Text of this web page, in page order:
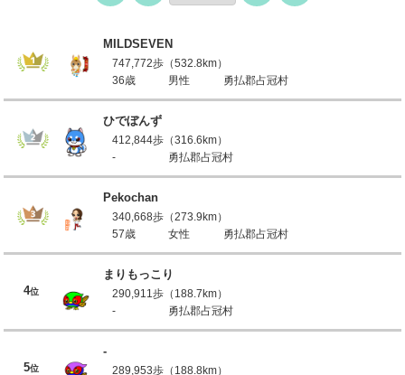
MILDSEVEN
747,772歩（532.8km）
36歳
男性 勇払郡占冠村
ひでぼんず
412,844歩（316.6km）
-
勇払郡占冠村
Pekochan
340,668歩（273.9km）
57歳
女性 勇払郡占冠村
4位
まりもっこり
290,911歩（188.7km）
-
勇払郡占冠村
5位
-
289,953歩（188.8km）